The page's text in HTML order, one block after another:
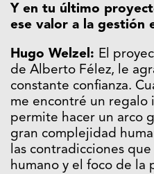
Y en tu último
ese valor a la gestión
Hugo Welzel: El
de Alberto Félez, le
constante confianza.
me encontré un
permite hacer un arco
gran complejidad
las contradicciones
humano y el foco de la